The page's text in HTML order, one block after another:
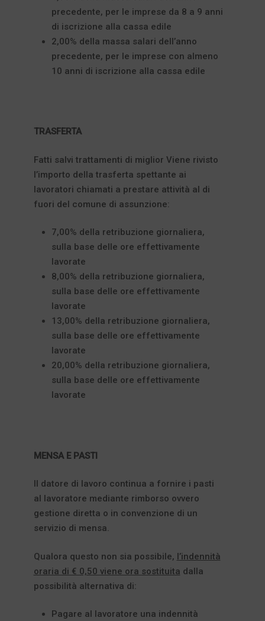
precedente, per le imprese da 8 a 9 anni
di iscrizione alla cassa edile
2,00% della massa salari dell’anno
precedente, per le imprese con almeno
10 anni di iscrizione alla cassa edile
TRASFERTA
Fatti salvi trattamenti di miglior Viene rivisto
l’importo della trasferta spettante ai
lavoratori chiamati a prestare attività al di
fuori del comune di assunzione:
7,00% della retribuzione giornaliera,
sulla base delle ore effettivamente
lavorate
8,00% della retribuzione giornaliera,
sulla base delle ore effettivamente
lavorate
13,00% della retribuzione giornaliera,
sulla base delle ore effettivamente
lavorate
20,00% della retribuzione giornaliera,
sulla base delle ore effettivamente
lavorate
MENSA E PASTI
Il datore di lavoro continua a fornire i pasti
al lavoratore mediante rimborso ovvero
gestione diretta o in convenzione di un
servizio di mensa.
Qualora questo non sia possibile, l’indennità
oraria di € 0,50 viene ora sostituita dalla
possibilità alternativa di:
Pagare al lavoratore una indennità